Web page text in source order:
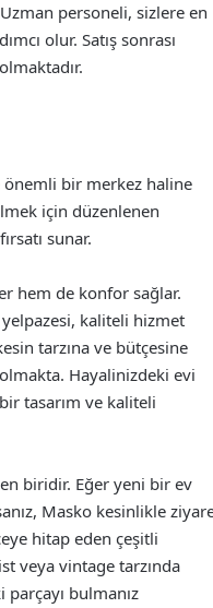
personeli, sizlere en
olur. Satış sonrası
önemli bir merkez haline
için düzenlenen
sunar.
hem de konfor sağlar.
kaliteli hizmet
tarzına ve bütçesine
Hayalinizdeki evi
tasarım ve kaliteli
biridir. Eğer yeni bir ev
Masko kesinlikle
hitap eden çeşitli
veya vintage tarzında
bulmanız